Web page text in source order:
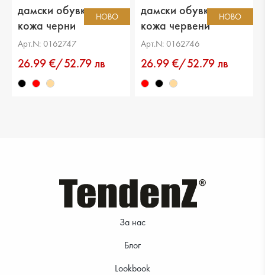
НОВО
дамски обувки еко
кожа черни
Арт.N: 0162747
26.99 €/52.79 лв
НОВО
дамски обувки еко
кожа червени
Арт.N: 0162746
26.99 €/52.79 лв
За нас
Блог
Lookbook